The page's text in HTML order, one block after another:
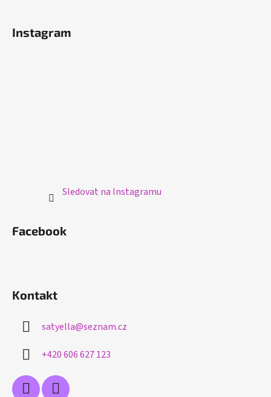
Instagram
Sledovat na Instagramu
Facebook
Kontakt
satyella@seznam.cz
+420 606 627 123